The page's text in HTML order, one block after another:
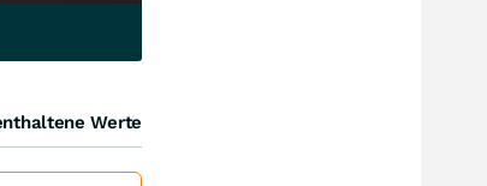
Werte